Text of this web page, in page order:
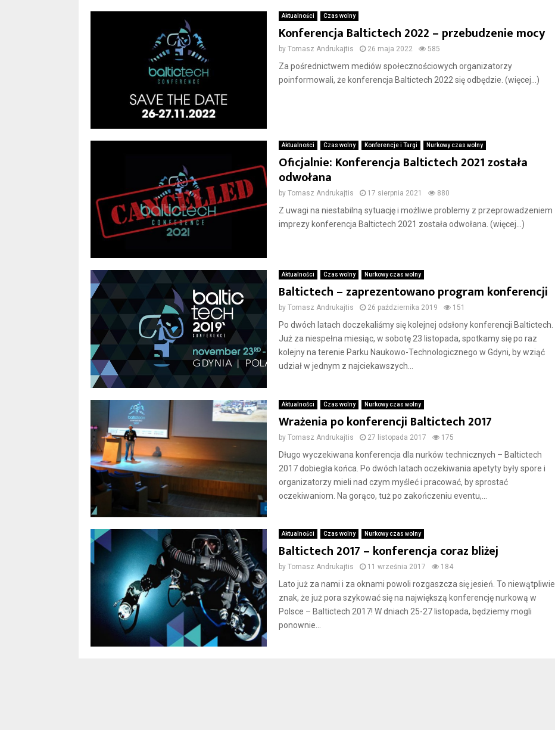
Aktualności Czas wolny
Konferencja Baltictech 2022 – przebudzenie mocy
by Tomasz Andrukajtis 26 maja 2022 585
Za pośrednictwem mediów społecznościowych organizatorzy
poinformowali, że konferencja Baltictech 2022 się odbędzie. (więcej…)
Aktualności Czas wolny Konferencje i Targi Nurkowy czas wolny
Oficjalnie: Konferencja Baltictech 2021 została
odwołana
by Tomasz Andrukajtis 17 sierpnia 2021 880
Z uwagi na niestabilną sytuację i możliwe problemy z przeprowadzeniem
imprezy konferencja Baltictech 2021 została odwołana. (więcej…)
Aktualności Czas wolny Nurkowy czas wolny
Baltictech – zaprezentowano program konferencji
by Tomasz Andrukajtis 26 października 2019 151
Po dwóch latach doczekaliśmy się kolejnej odsłony konferencji Baltictech.
Już za niespełna miesiąc, w sobotę 23 listopada, spotkamy się po raz
kolejny na terenie Parku Naukowo-Technologicznego w Gdyni, by wziąć
udział w jednym z najciekawszych...
Aktualności Czas wolny Nurkowy czas wolny
Wrażenia po konferencji Baltictech 2017
by Tomasz Andrukajtis 27 listopada 2017 175
Długo wyczekiwana konferencja dla nurków technicznych – Baltictech
2017 dobiegła końca. Po dwóch latach oczekiwania apetyty były spore i
organizatorzy mieli nad czym myśleć i pracować, by sprostać
oczekiwaniom. Na gorąco, tuż po zakończeniu eventu,...
Aktualności Czas wolny Nurkowy czas wolny
Baltictech 2017 – konferencja coraz bliżej
by Tomasz Andrukajtis 11 września 2017 184
Lato już za nami i za oknami powoli rozgaszcza się jesień. To niewątpliwie
znak, że już pora szykować się na największą konferencję nurkową w
Polsce – Baltictech 2017! W dniach 25-27 listopada, będziemy mogli
ponownie...